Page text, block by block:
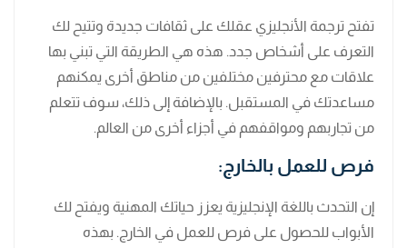
تفتح ترجمة الأنجليزي عقلك على ثقافات جديدة وتتيح لك
التعرف على أشخاص جدد. هذه هي الطريقة التي تبني بها
علاقات مع محترفين مختلفين من مناطق أخرى يمكنهم
مساعدتك في المستقبل. بالإضافة إلى ذلك، سوف تتعلم
من تجاربهم ومواقفهم في أجزاء أخرى من العالم.
فرص للعمل بالخارج:
إن التحدث باللغة الإنجليزية يعزز حياتك المهنية ويفتح لك
الأبواب للحصول على فرص للعمل في الخارج. بهذه